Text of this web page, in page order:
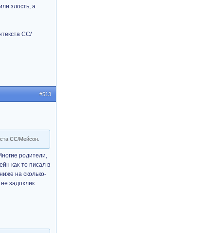
злость, а
СС/
#513
СС/Мейсон.
родители,
как-то писал в
на сколько-
задохлик